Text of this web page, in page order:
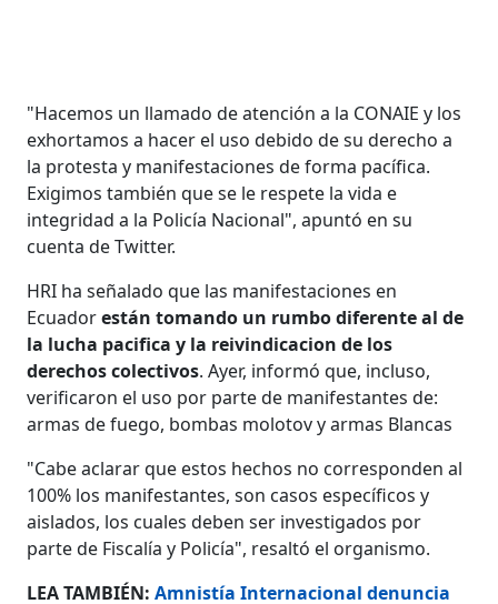
"Hacemos un llamado de atención a la CONAIE y los
exhortamos a hacer el uso debido de su derecho a
la protesta y manifestaciones de forma pacífica.
Exigimos también que se le respete la vida e
integridad a la Policía Nacional", apuntó en su
cuenta de Twitter.
HRI ha señalado que las manifestaciones en
Ecuadorestán tomando un rumbo diferente al de
la lucha pacifica y la reivindicacion de los
derechos colectivos. Ayer, informó que, incluso,
verificaron el uso por parte de manifestantes de:
armas de fuego, bombas molotov y armas Blancas
"Cabe aclarar que estos hechos no corresponden al
100% los manifestantes, son casos específicos y
aislados, los cuales deben ser investigados por
parte de Fiscalía y Policía", resaltó el organismo.
LEA TAMBIÉN:Amnistía Internacional denuncia